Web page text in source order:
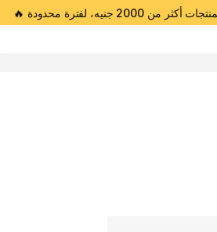
جنيه، لفترة محدودة 🔥